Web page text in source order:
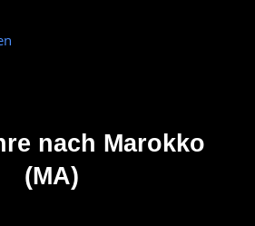
nach Marokko
(MA)